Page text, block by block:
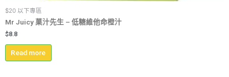
$20 以下專區
Mr Juicy 菓汁先生 – 低糖維他命橙汁
$8.8
Read more